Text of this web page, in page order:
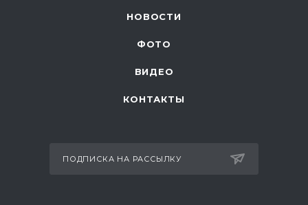
НОВОСТИ
ФОТО
ВИДЕО
КОНТАКТЫ
ПОДПИСКА НА РАССЫЛКУ